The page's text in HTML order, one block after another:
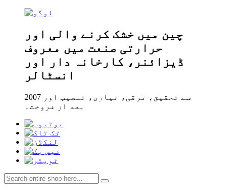
چین میں خشک کرنے والی اور
حرارتی صنعت میں معروف
ڈیزائنر، کارخانہ دار اور
انسٹالر
2007 سے تحقیق، ترقی، تیاری، تنصیب اور
بعد از فروخت۔